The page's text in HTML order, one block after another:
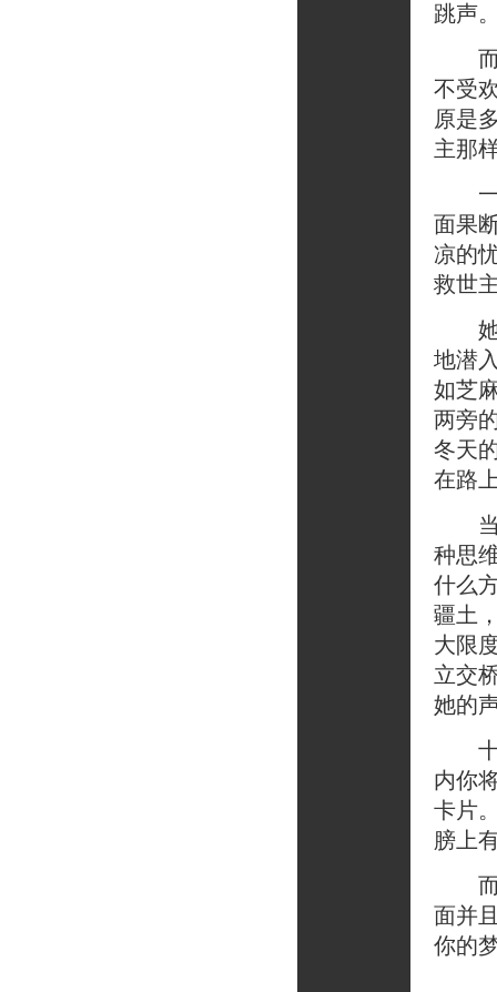
跳声
而
不受
原是
主那
一
面果
凉的
救世
她
地潜
如芝
两旁
冬天
在路
当
种思
什么
疆土
大限
立交
她的
十
内你
卡片
膀上
而
面并
你的